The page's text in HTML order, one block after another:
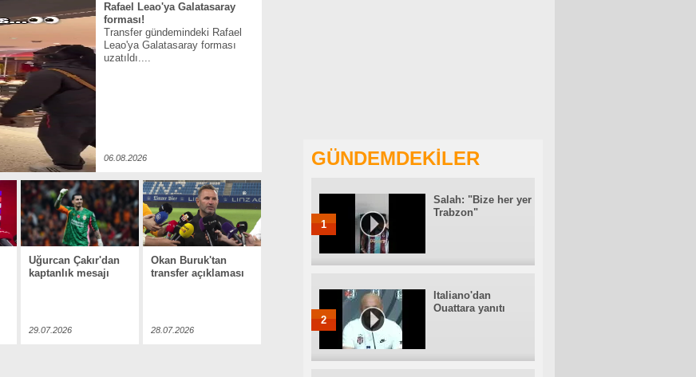
Rafael Leao'ya Galatasaray
forması!
Transfer gündemindeki Rafael
Leao'ya Galatasaray forması
uzatıldı....
06.08.2026
Uğurcan Çakır'dan
kaptanlık mesajı
29.07.2026
Okan Buruk'tan
transfer açıklaması
28.07.2026
GÜNDEMDEKİLER
1
Salah: "Bize her yer
Trabzon"
2
Italiano'dan
Ouattara yanıtı